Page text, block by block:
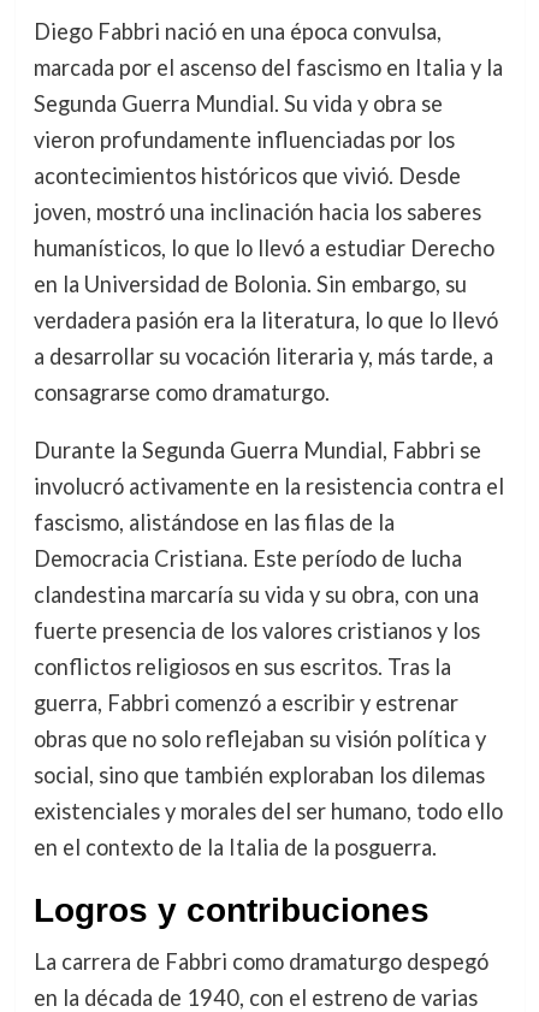
Diego Fabbri nació en una época convulsa,
marcada por el ascenso del fascismo en Italia y la
Segunda Guerra Mundial. Su vida y obra se
vieron profundamente influenciadas por los
acontecimientos históricos que vivió. Desde
joven, mostró una inclinación hacia los saberes
humanísticos, lo que lo llevó a estudiar Derecho
en la Universidad de Bolonia. Sin embargo, su
verdadera pasión era la literatura, lo que lo llevó
a desarrollar su vocación literaria y, más tarde, a
consagrarse como dramaturgo.
Durante la Segunda Guerra Mundial, Fabbri se
involucró activamente en la resistencia contra el
fascismo, alistándose en las filas de la
Democracia Cristiana. Este período de lucha
clandestina marcaría su vida y su obra, con una
fuerte presencia de los valores cristianos y los
conflictos religiosos en sus escritos. Tras la
guerra, Fabbri comenzó a escribir y estrenar
obras que no solo reflejaban su visión política y
social, sino que también exploraban los dilemas
existenciales y morales del ser humano, todo ello
en el contexto de la Italia de la posguerra.
Logros y contribuciones
La carrera de Fabbri como dramaturgo despegó
en la década de 1940, con el estreno de varias